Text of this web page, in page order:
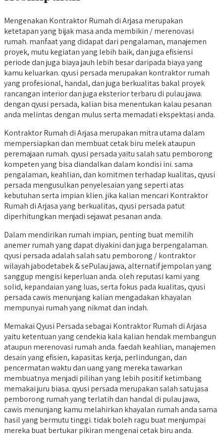
Mengenakan Kontraktor Rumah di Arjasa merupakan
ketetapan yang bijak masa anda membikin / merenovasi
rumah. manfaat yang didapat dari pengalaman, manajemen
proyek, mutu kegiatan yang lebih baik, dan juga efisiensi
periode dan juga biaya jauh lebih besar daripada biaya yang
kamu keluarkan. qyusi persada merupakan kontraktor rumah
yang profesional, handal, dan juga berkualitas bakal proyek
rancangan interior dan juga eksterior terbaru di pulau jawa.
dengan qyusi persada, kalian bisa menentukan kalau pesanan
anda melintas dengan mulus serta memadati ekspektasi anda.
Kontraktor Rumah di Arjasa merupakan mitra utama dalam
mempersiapkan dan membuat cetak biru melek ataupun
peremajaan rumah. qyusi persada yaitu salah satu pemborong
kompeten yang bisa diandalkan dalam kondisi ini. sama
pengalaman, keahlian, dan komitmen terhadap kualitas, qyusi
persada mengusulkan penyelesaian yang seperti atas
kebutuhan serta impian klien. jika kalian mencari Kontraktor
Rumah di Arjasa yang berkualitas, qyusi persada patut
diperhitungkan menjadi sejawat pesanan anda.
Dalam mendirikan rumah impian, penting buat memilih
anemer rumah yang dapat diyakini dan juga berpengalaman.
qyusi persada adalah salah satu pemborong / kontraktor
wilayah jabodetabek & sePulau jawa, alternatif jempolan yang
sanggup mengisi keperluan anda. oleh reputasi kami yang
solid, kepandaian yang luas, serta fokus pada kualitas, qyusi
persada cawis menunjang kalian mengadakan khayalan
mempunyai rumah yang nikmat dan indah.
Memakai Qyusi Persada sebagai Kontraktor Rumah di Arjasa
yaitu ketentuan yang cendekia kala kalian hendak membangun
ataupun merenovasi rumah anda. faedah keahlian, manajemen
desain yang efisien, kapasitas kerja, perlindungan, dan
pencermatan waktu dan uang yang mereka tawarkan
membuatnya menjadi pilihan yang lebih positif ketimbang
memakai juru biasa. qyusi persada merupakan salah satu jasa
pemborong rumah yang terlatih dan handal di pulau jawa,
cawis menunjang kamu melahirkan khayalan rumah anda sama
hasil yang bermutu tinggi. tidak boleh ragu buat menjumpai
mereka buat bertukar pikiran mengenai cetak biru anda.